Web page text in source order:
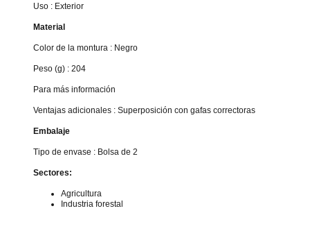
Uso : Exterior
Material
Color de la montura : Negro
Peso (g) : 204
Para más información
Ventajas adicionales : Superposición con gafas correctoras
Embalaje
Tipo de envase : Bolsa de 2
Sectores:
Agricultura
Industria forestal